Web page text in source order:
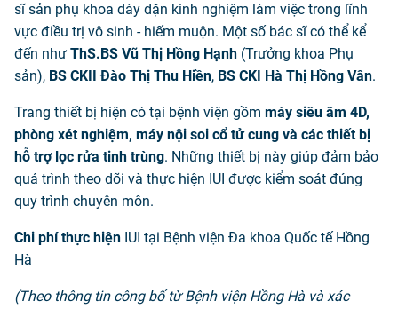
sĩ sản phụ khoa dày dặn kinh nghiệm làm việc trong lĩnh
vực điều trị vô sinh - hiếm muộn. Một số bác sĩ có thể kể
đến như ThS.BS Vũ Thị Hồng Hạnh (Trưởng khoa Phụ
sản), BS CKII Đào Thị Thu Hiền, BS CKI Hà Thị Hồng Vân.
Trang thiết bị hiện có tại bệnh viện gồm máy siêu âm 4D,
phòng xét nghiệm, máy nội soi cổ tử cung và các thiết bị
hỗ trợ lọc rửa tinh trùng. Những thiết bị này giúp đảm bảo
quá trình theo dõi và thực hiện IUI được kiểm soát đúng
quy trình chuyên môn.
Chi phí thực hiện IUI tại Bệnh viện Đa khoa Quốc tế Hồng
Hà
(Theo thông tin công bố từ Bệnh viện Hồng Hà và xác